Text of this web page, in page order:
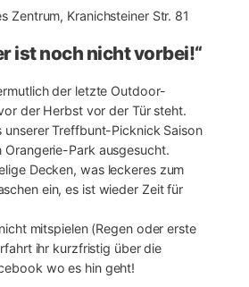
Zentrum, Kranichsteiner Str. 81
ist noch nicht vorbei!“
der letzte Outdoor-
der Herbst vor der Tür steht.
unserer Treffbunt-Picknick Saison
Orangerie-Park ausgesucht.
Decken, was leckeres zum
ein, es ist wieder Zeit für
mitspielen (Regen oder erste
ihr kurzfristig über die
wo es hin geht!